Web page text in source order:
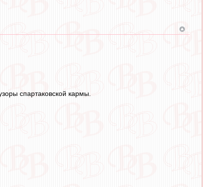
спартаковской кармы.